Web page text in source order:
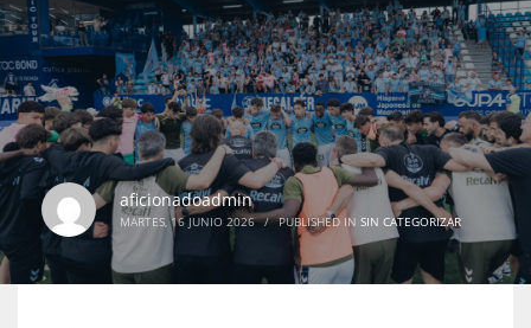
aficionadoadmin
MARTES, 16 JUNIO 2026 / PUBLISHED IN SIN CATEGORIZAR